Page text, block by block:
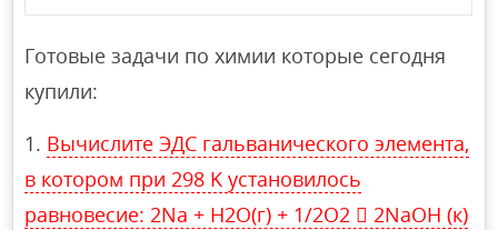
Готовые задачи по химии которые сегодня
купили:
Вычислите ЭДС гальванического элемента,
в котором при 298 K установилось
равновесие: 2Na + H2O(г) + 1/2O2  2NaOH (к)